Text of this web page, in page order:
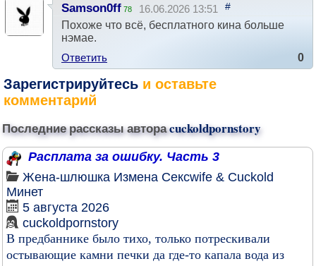
Samson0ff 78 16.06.2026 13:51 #
Похоже что всё, бесплатного кина больше
нэмае.
Ответить
0
Зарегистрируйтесь и оставьте
комментарий
Последние рассказы автораcuckoldpornstory
Расплата за ошибку. Часть 3
Жена-шлюшка Измена Сексwife & Cuckold
Минет
5 августа 2026
cuckoldpornstory
В предбаннике было тихо, только потрескивали
остывающие камни печки да где-то капала вода из